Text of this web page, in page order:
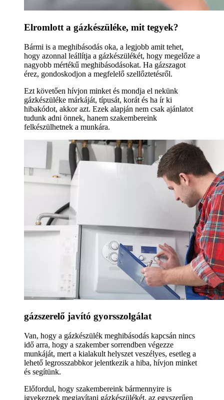
Elromlott a gázkészüléke, mit tegyek?
Bármi is a meghibásodás oka, a legjobb amit tehet,
hogy azonnal leállítja a gázkészülékét, hogy megelőze a
nagyobb mértékű meghibásodásokat. Ha gázszagot
érez, gondoskodjon a megfelelő szellőztetésről.
Ezt követően hívjon minket és mondja el nekünk
gázkészüléke márkáját, típusát, korát és ha ír ki
hibakódot, akkor azt. Ezek alapján nem csak ajánlatot
tudunk adni önnek, hanem szakembereink
felkészülhetnek a munkára.
gázszerelő javító gyorsszolgálat
Van, hogy a gázkészülék meghibásodás kapcsán nincs
idő arra, hogy a szakember sorrendben végezze
munkáját, mert a kialakult helyszet veszélyes, esetleg a
lehető legrosszabbkor jelentkezik a hiba, hívjon minket
és segítünk.
Előfordul, hogy szakembereink bármennyire is
igyekeznek megjavítani gázkészülékét, az egyszerűen